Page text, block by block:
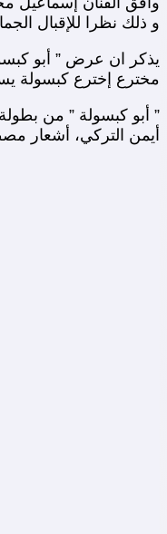
و ذلك نظرا للإقبال
يذكر ان عرض ” أبو
مخترع إخترع كبسولة
” أبو كبسولة ” من
أيمن التركي، أشعار